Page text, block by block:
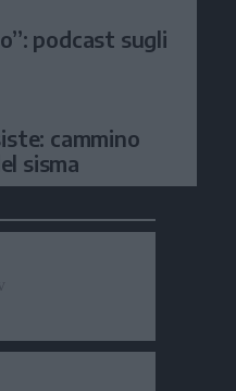
podcast sugli
cammino
sisma